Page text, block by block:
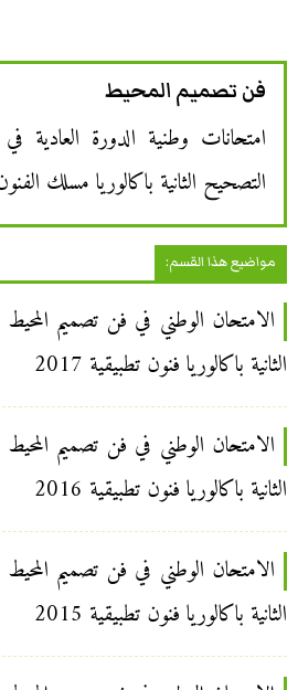
فن تصميم المحيط
امتحانات وطنية الدورة العادية
التصحيح الثانية باكالوريا مسلك
مواضيع هذا القسم:
الامتحان الوطني في فن تصميم
الثانية باكالوريا فنون تطبيقية 2017
الامتحان الوطني في فن تصميم
الثانية باكالوريا فنون تطبيقية 2016
الامتحان الوطني في فن تصميم
الثانية باكالوريا فنون تطبيقية 2015